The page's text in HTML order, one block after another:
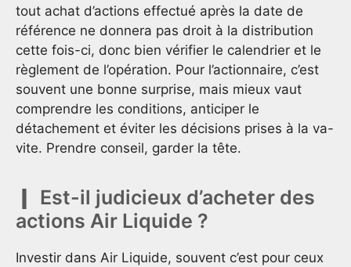
tout achat d’actions effectué après la date de
référence ne donnera pas droit à la distribution
cette fois-ci, donc bien vérifier le calendrier et le
règlement de l’opération. Pour l’actionnaire, c’est
souvent une bonne surprise, mais mieux vaut
comprendre les conditions, anticiper le
détachement et éviter les décisions prises à la va-
vite. Prendre conseil, garder la tête.
Est-il judicieux d’acheter des
actions Air Liquide ?
Investir dans Air Liquide, souvent c’est pour ceux